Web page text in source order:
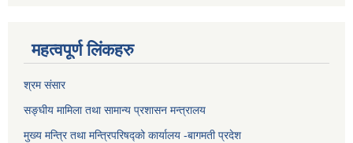
महत्वपूर्ण लिंकहरु
श्रम संसार
सङ्घीय मामिला तथा सामान्य प्रशासन मन्त्रालय
मुख्य मन्त्रि तथा मन्त्रिपरिषद्को कार्यालय -बागमती प्रदेश